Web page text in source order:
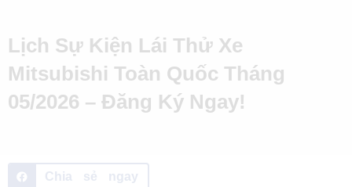
Lịch Sự Kiện Lái Thử Xe
Mitsubishi Toàn Quốc Tháng
05/2026 – Đăng Ký Ngay!
Chia sẻ ngay